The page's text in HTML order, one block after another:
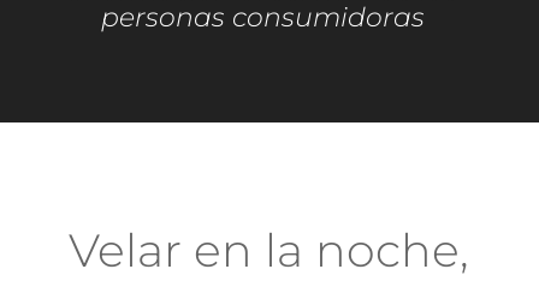
personas consumidoras
Velar en la noche,